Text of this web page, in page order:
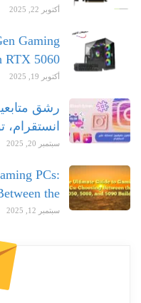
أكتوبر 22, 2025
Gaming
5060…
أكتوبر 19, 2025
رشق
انستقرام،
سبتمبر 20, 2025
PCs:
the…
سبتمبر 12, 2025